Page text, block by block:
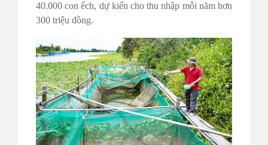
40.000 con ếch, dự kiến cho thu nhập mỗi năm hơn
300 triệu đồng.